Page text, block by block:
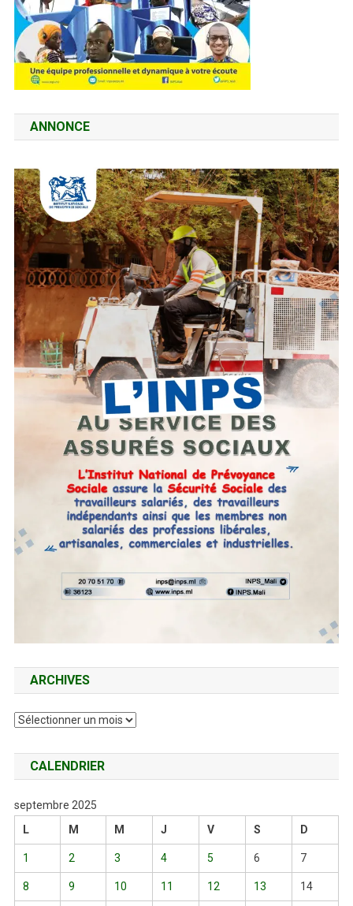
ANNONCE
ARCHIVES
Archives
CALENDRIER
septembre 2025
L
M M J V S D
1 2 3 4 5 6 7
8 9 10 11 12 13 14